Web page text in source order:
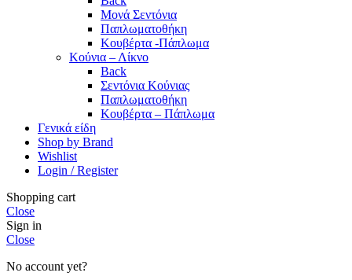
Μονά Σεντόνια
Παπλωματοθήκη
Κουβέρτα -Πάπλωμα
Κούνια – Λίκνο
Back
Σεντόνια Κούνιας
Παπλωματοθήκη
Κουβέρτα – Πάπλωμα
Γενικά είδη
Shop by Brand
Wishlist
Login / Register
Shopping cart
Close
Sign in
Close
No account yet?